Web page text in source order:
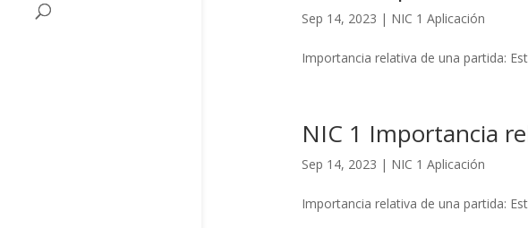
Sep 14, 2023 | NIC 1 Aplicación
Importancia relativa de una partida:
NIC 1 Importancia
Sep 14, 2023 | NIC 1 Aplicación
Importancia relativa de una partida: